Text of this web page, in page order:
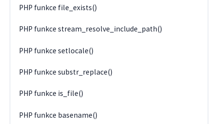
PHP funkce file_exists()
PHP funkce stream_resolve_include_path()
PHP funkce setlocale()
PHP funkce substr_replace()
PHP funkce is_file()
PHP funkce basename()